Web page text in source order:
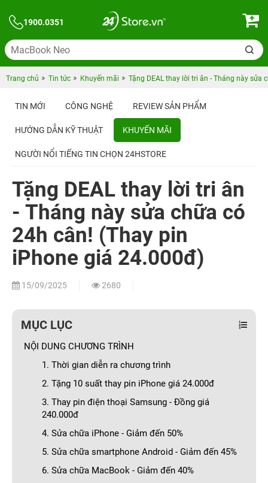
1900.0351
Trang chủ Tin tức Khuyến mãi Tặng DEAL thay lời tri ân - Tháng này sửa
TIN MỚI CÔNG NGHỆ REVIEW SẢN PHẨM
HƯỚNG DẪN KỸ THUẬT KHUYẾN MÃI
NGƯỜI NỔI TIẾNG TIN CHỌN 24HSTORE
Tặng DEAL thay lời tri ân
- Tháng này sửa chữa có
24h cân! (Thay pin
iPhone giá 24.000đ)
15/09/2025 2680
MỤC LỤC
NỘI DUNG CHƯƠNG TRÌNH
1. Thời gian diễn ra chương trình
2. Tặng 10 suất thay pin iPhone giá 24.000đ
3. Thay pin điện thoại Samsung - Đồng giá
240.000đ
4. Sửa chữa iPhone - Giảm đến 50%
5. Sửa chữa smartphone Android - Giảm đến 45%
6. Sửa chữa MacBook - Giảm đến 40%